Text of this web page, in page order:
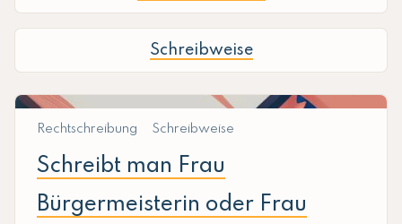
Schreibweise
Rechtschreibung Schreibweise
Schreibt man Frau
Bürgermeisterin oder Frau